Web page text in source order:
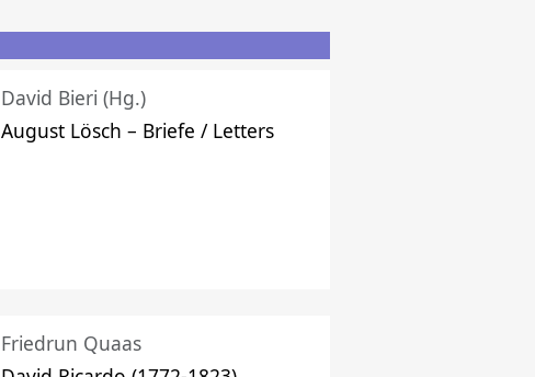
David Bieri (Hg.)
August Lösch – Briefe / Letters
Friedrun Quaas